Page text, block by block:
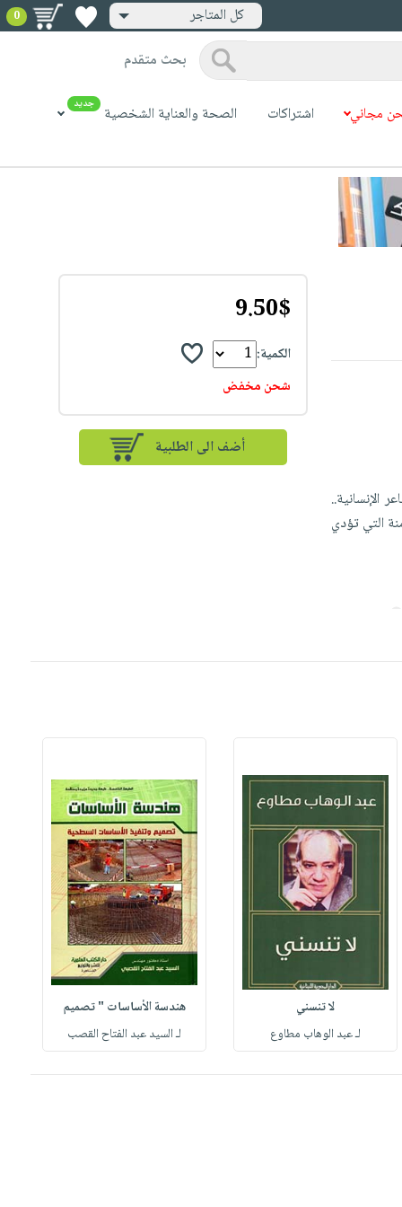
كل المتاجر 0
بحث متقدم
مجاني اشتراكات الصحة والعناية الشخصية جديد
الإنسانية..
التي تؤدي
9.50$
الكمية:
شحن مخفض
أضف الى الطلبية
لا تنسني
لـ عبد الوهاب مطاوع
هندسة الأساسات " تصميم
لـ السيد عبد الفتاح القصب